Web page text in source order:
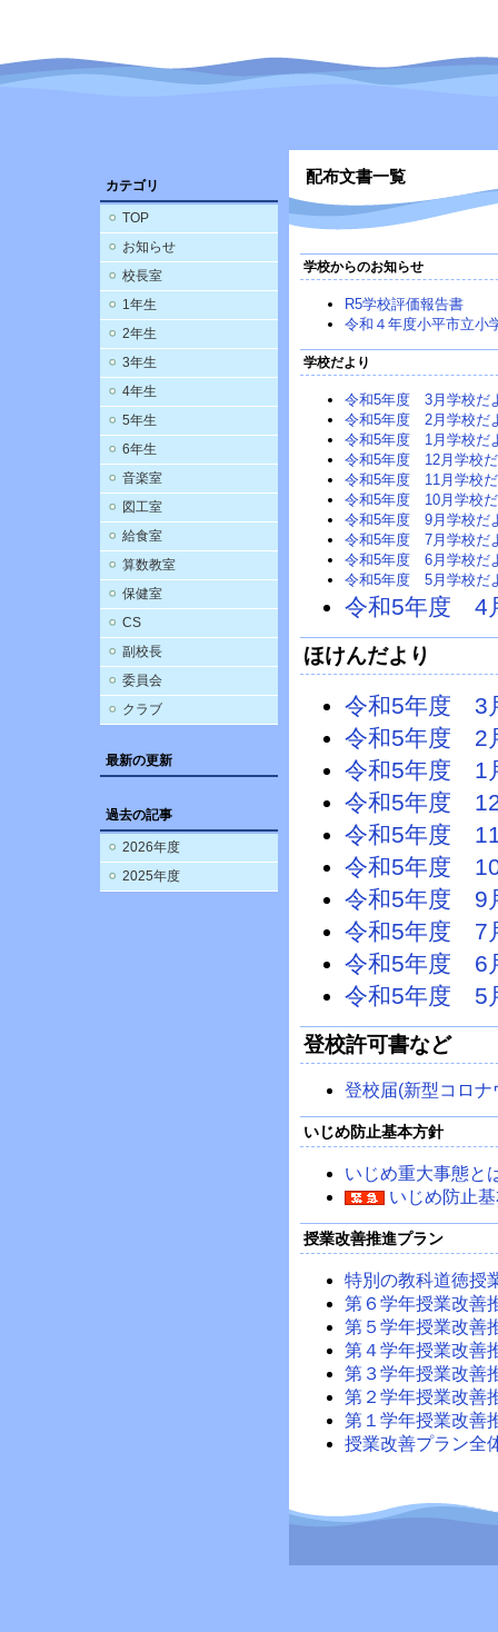
カテゴリ
TOP
お知らせ
校長室
1年生
2年生
3年生
4年生
5年生
6年生
音楽室
図工室
給食室
算数教室
保健室
CS
副校長
委員会
クラブ
最新の更新
過去の記事
2026年度
2025年度
配布文書一覧
学校からのお知らせ
R5学校評価報告書
令和４年度小平市立小
学校だより
令和5年度 3月学校だ
令和5年度 2月学校だ
令和5年度 1月学校だ
令和5年度 12月学校
令和5年度 11月学校
令和5年度 10月学校
令和5年度 9月学校だ
令和5年度 7月学校だ
令和5年度 6月学校だ
令和5年度 5月学校だ
令和5年度 4
ほけんだより
令和5年度 3
令和5年度 2
令和5年度 1
令和5年度
令和5年度
令和5年度
令和5年度 9
令和5年度 7
令和5年度 6
令和5年度 5
登校許可書など
登校届(新型コロ
いじめ防止基本方針
いじめ重大事態と
いじめ防止
授業改善推進プラン
特別の教科道徳授
第６学年授業改善
第５学年授業改善
第４学年授業改善
第３学年授業改善
第２学年授業改善
第１学年授業改善
授業改善プラン全